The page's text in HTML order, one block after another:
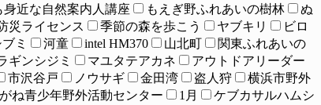
近な自然案内人講座 もえぎ野ふれあいの樹林
ぬ
災ライセンス 季節の森を歩こう ヤブキリ
ビロ
ミ 河童 intel HM370 山北町
関東ふれあいの
ギンシジミ マユタテアカネ
アウトドアリーダー
市沢谷戸 ノウサギ 金田湾 盗人狩
横浜市野外
ね青少年野外活動センター 1月
ケブカサルハムシ